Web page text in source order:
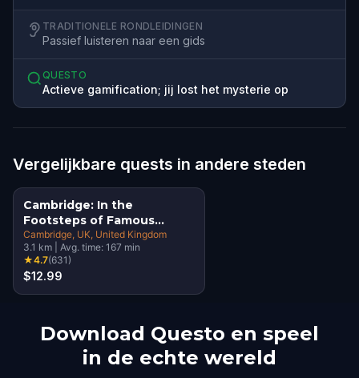
TRADITIONELE RONDLEIDINGEN
Passief luisteren naar een gids
QUESTO
Actieve gamification; jij lost het mysterie op
Vergelijkbare quests in andere steden
Cambridge: In the
Footsteps of Famous
Alumni Walking Tour &
Escape Game
Cambridge, UK , United Kingdom
3.1 km Avg. time: 167 min
★4.7(631)
$12.99
Download Questo en speel
in de echte wereld